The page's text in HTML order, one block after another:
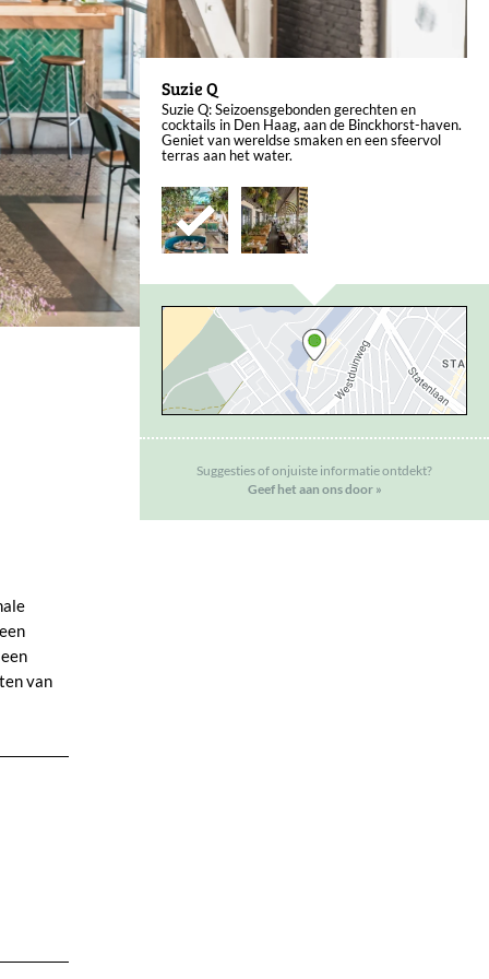
Suzie Q
Suzie Q: Seizoensgebonden gerechten en
cocktails in Den Haag, aan de Binckhorst-haven.
Geniet van wereldse smaken en een sfeervol
terras aan het water.
Suggesties of onjuiste informatie ontdekt?
Geef het aan ons door »
van